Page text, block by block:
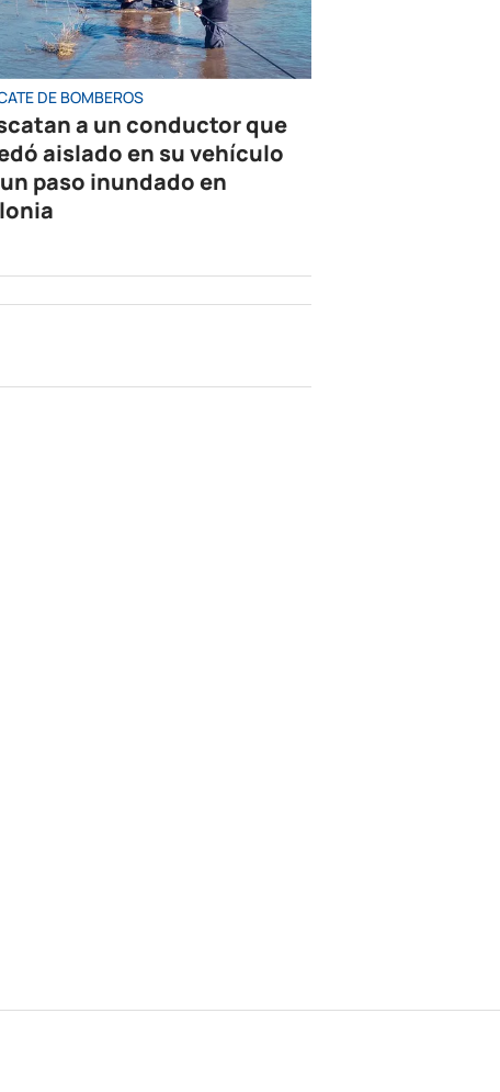
DE BOMBEROS
a un conductor que
aislado en su vehículo
paso inundado en